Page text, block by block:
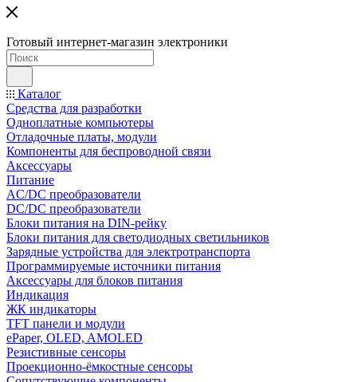
Готовый интернет-магазин электроники
Каталог
Средства для разработки
Одноплатные компьютеры
Отладочные платы, модули
Компоненты для беспроводной связи
Аксессуары
Питание
AC/DC преобразователи
DC/DC преобразователи
Блоки питания на DIN-рейку
Блоки питания для светодиодных светильников
Зарядные устройства для электротранспорта
Программируемые источники питания
Аксессуары для блоков питания
Индикация
ЖК индикаторы
TFT панели и модули
ePaper, OLED, AMOLED
Резистивные сенсоры
Проекционно-ёмкостные сенсоры